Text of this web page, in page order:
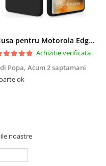
Husa pentru Motorola Edge 60 Fusion din sIlicon catifelat cu interior din microfibra si protectie la camere - Negru
Achizitie verificata
Popa, Acum 2 saptamani
ok
noastre